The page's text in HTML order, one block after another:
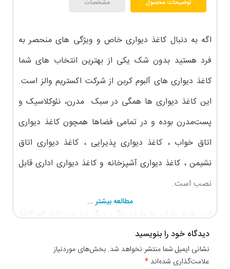
توضیحات محصول مشخصات
اگه به دنبال کاغذ دیواری خاص و ویژگی های منحصر به
فرد هستید بدون شک یکی از بهترین انتخاب های شما
کاغذ دیواری های آلبوم کربن از شرکت اکستریم والز است.
این کاغذ دیواری ها همگی در سبک مدرن، نئوکلاسیک و
پست‌مدرن بوده و در تمامی فضاها همچون کاغذ دیواری
اتاق خواب ، کاغذ دیواری پذیرایی ، کاغذ دیواری اتاق
نشیمن ، کاغذ دیواری آشپزخانه و کاغذ دیواری اداری قابل
نصب است.
این طرح دارای ۱0 طیف رنگی دیگر نیز می‌باشد که کاغذ
دیواری کدهای10111،۱۰۱۱۲
۱۰۱۱۸،۱۰۱۱۹و ۱۰۱۲۰ رنگ‌های دیگر آن می‌باشد.
مطالعه بیشتر ...
دیدگاه خود را بنویسید
نشانی ایمیل شما منتشر نخواهد شد. بخش‌های موردنیاز
علامت‌گذاری شده‌اند*